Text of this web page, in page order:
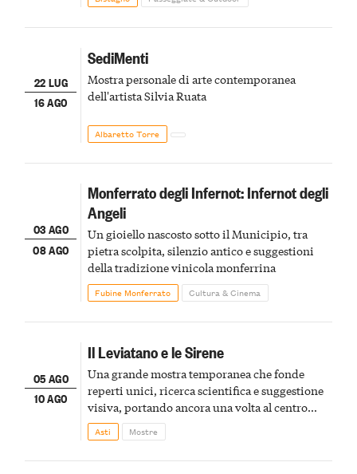
22 LUG
16 AGO
SediMenti
Mostra personale di arte contemporanea
dell'artista Silvia Ruata
Albaretto Torre
03 AGO
08 AGO
Monferrato degli Infernot: Infernot degli
Angeli
Un gioiello nascosto sotto il Municipio, tra
pietra scolpita, silenzio antico e suggestioni
della tradizione vinicola monferrina
Fubine Monferrato Cultura & Cinema
05 AGO
10 AGO
Il Leviatano e le Sirene
Una grande mostra temporanea che fonde
reperti unici, ricerca scientifica e suggestione
visiva, portando ancora una volta al centro
della scena le meraviglie del passato astigiano
Asti Mostre